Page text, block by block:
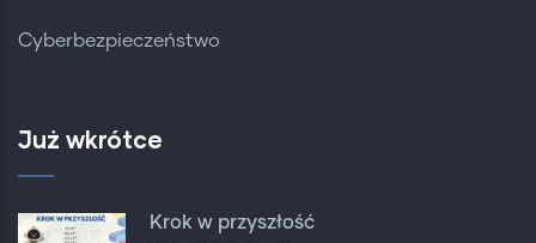
Cyberbezpieczeństwo
Już wkrótce
Krok w przyszłość